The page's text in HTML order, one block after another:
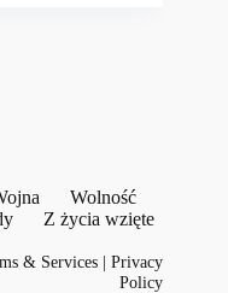
Wolność
Z życia wzięte
& Services |Privacy
Policy